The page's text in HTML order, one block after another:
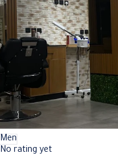
Men
No rating yet